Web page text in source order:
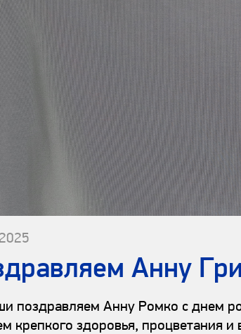
Анну
поздравляем Анну Ромко с днем
крепкого здоровья, процветания и